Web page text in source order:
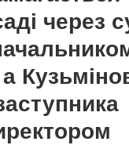
через